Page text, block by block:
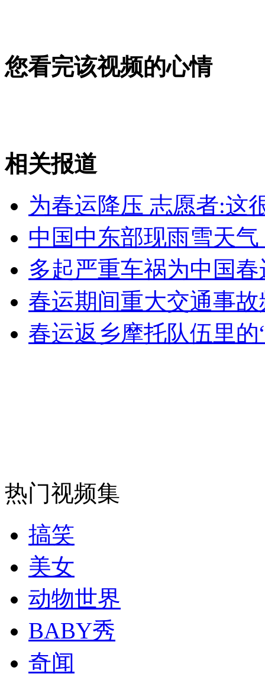
拍客：苏州现山寨伦敦塔桥 传造价上亿
女孩北京地铁殴打老人 痛下狠手拳打脚踢
无痛分娩是否安全 医生回应
外交部：反对强权政治霸凌主义
外交部：有关国家言论片面不公正
安徽一实载49人客车翻车
司机酒驾遇交警 急速倒车逃窜
您看完该视频的心情
相关报道
为春运降压 志愿者:这
中国中东部现雨雪天
多起严重车祸为中国
春运期间重大交通事
春运返乡摩托队伍里的
热门视频集
搞笑
美女
动物世界
BABY秀
奇闻